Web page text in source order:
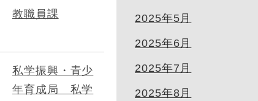
教職員課
私学振興・青少
年育成局 私学
2025年5月
2025年6月
2025年7月
2025年8月